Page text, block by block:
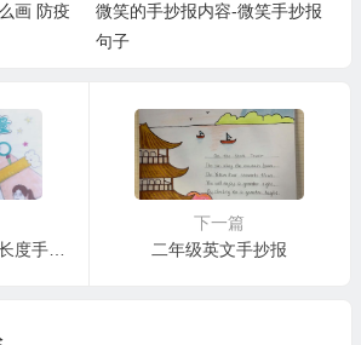
画 防疫
微笑的手抄报内容-微笑手抄报
句子
二年级数学第一单元长度手抄报
下一篇
二年级英文手抄报